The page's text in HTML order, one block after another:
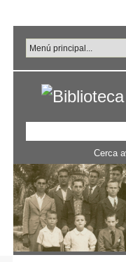
principal
Cerca